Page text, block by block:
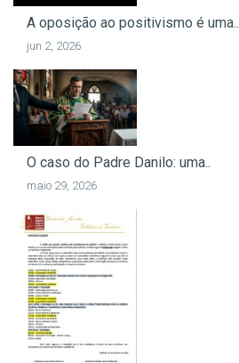
A oposição ao positivismo é uma..
jun 2, 2026
O caso do Padre Danilo: uma..
maio 29, 2026